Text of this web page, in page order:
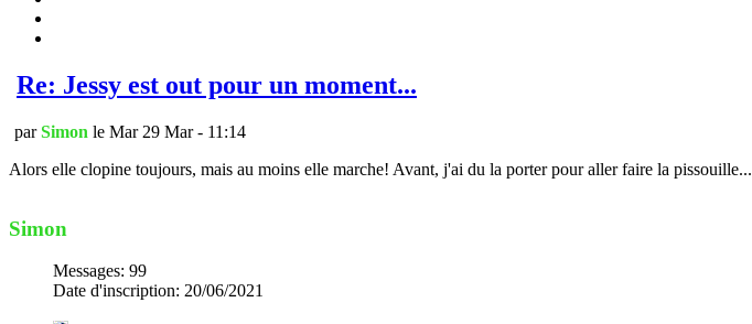
Re: Jessy est out pour un moment...
parSimon le Mar 29 Mar - 11:14
Alors elle clopine toujours, mais au moins elle marche! Avant, j'ai du la porter pour aller faire la pissouille...
Simon
Messages: 99
Date d'inscription: 20/06/2021